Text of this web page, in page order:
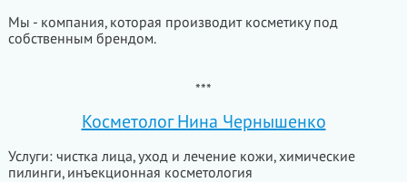
Мы - компания, которая производит косметику под
собственным брендом.
***
Косметолог Нина Чернышенко
Услуги: чистка лица, уход и лечение кожи, химические
пилинги, инъекционная косметология